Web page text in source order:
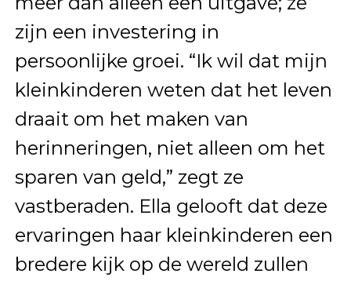
zijn een investering in
persoonlijke groei. “Ik wil dat mijn
kleinkinderen weten dat het leven
draait om het maken van
herinneringen, niet alleen om het
sparen van geld,” zegt ze
vastberaden. Ella gelooft dat deze
ervaringen haar kleinkinderen een
bredere kijk op de wereld zullen